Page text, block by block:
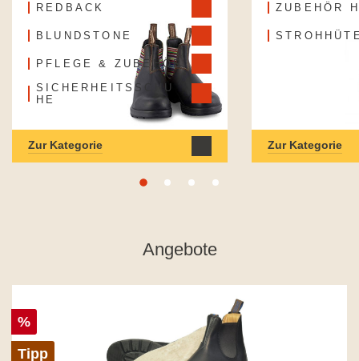
REDBACK
BLUNDSTONE
PFLEGE & ZUBEHÖR
SICHERHEITSSCHU
HE
Zur Kategorie
ZUBEHÖR
Zur Kategorie
Angebote
%
Tipp